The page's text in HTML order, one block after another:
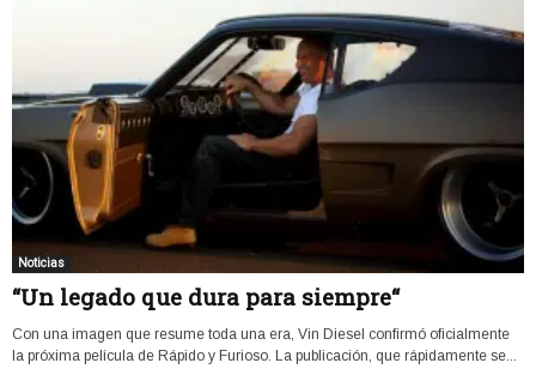
Noticias
“Un legado que dura para siempre“
Con una imagen que resume toda una era, Vin Diesel confirmó oficialmente
la próxima película de Rápido y Furioso. La publicación, que rápidamente se...